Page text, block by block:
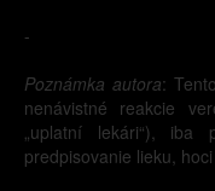
-
Poznámka autora:
nenávistné reakcie
„uplatní lekári“), iba
predpisovanie lieku,